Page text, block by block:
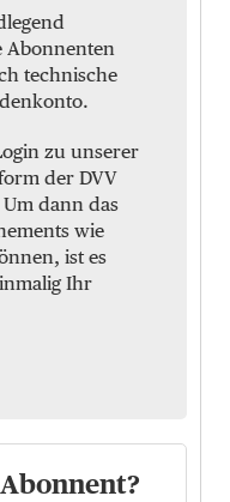
Abonnenten
technische
zu unserer
der DVV
dann das
wie
ist es
Ihr